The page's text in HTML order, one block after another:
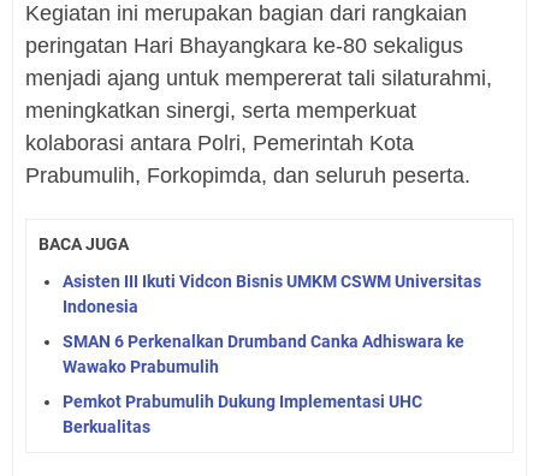
Kegiatan ini merupakan bagian dari rangkaian
peringatan Hari Bhayangkara ke-80 sekaligus
menjadi ajang untuk mempererat tali silaturahmi,
meningkatkan sinergi, serta memperkuat
kolaborasi antara Polri, Pemerintah Kota
Prabumulih, Forkopimda, dan seluruh peserta.
BACA JUGA
Asisten III Ikuti Vidcon Bisnis UMKM CSWM Universitas
Indonesia
SMAN 6 Perkenalkan Drumband Canka Adhiswara ke
Wawako Prabumulih
Pemkot Prabumulih Dukung Implementasi UHC
Berkualitas